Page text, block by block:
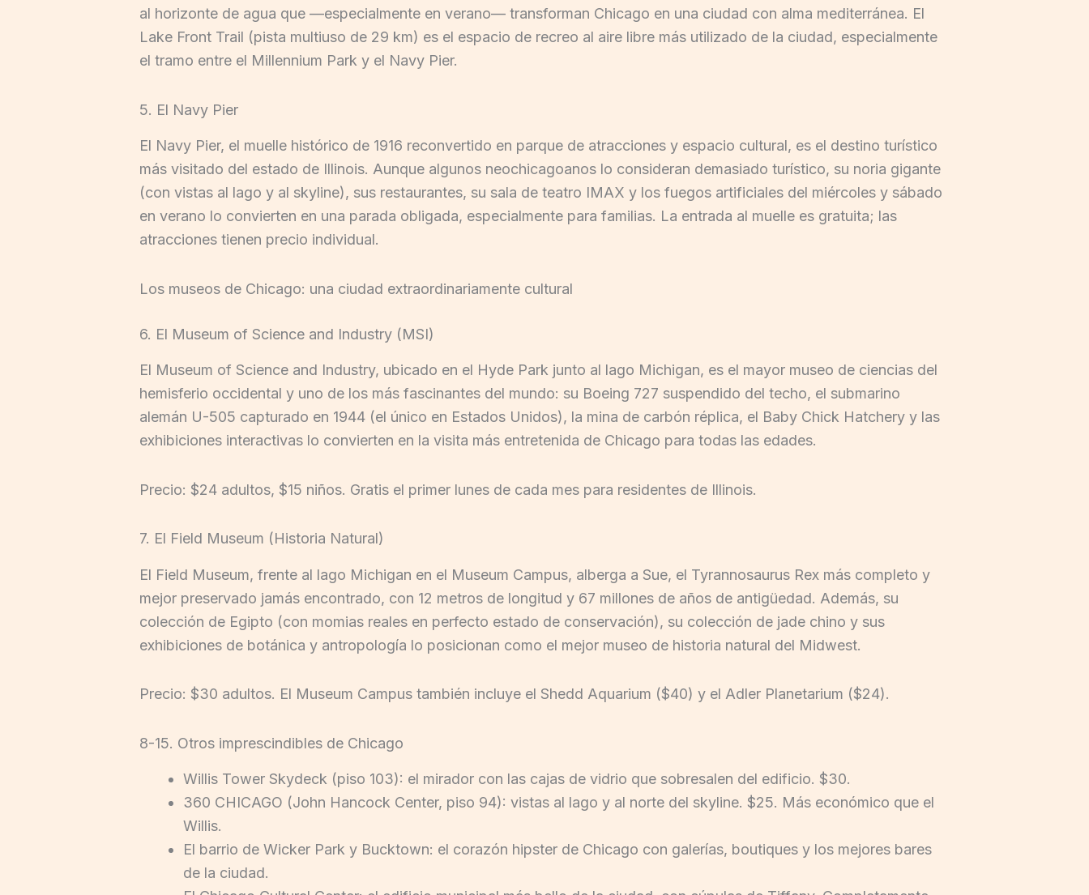
al horizonte de agua que —especialmente en verano— transforman Chicago en una ciudad con alma mediterránea. El
Lake Front Trail (pista multiuso de 29 km) es el espacio de recreo al aire libre más utilizado de la ciudad, especialmente
el tramo entre el Millennium Park y el Navy Pier.
5. El Navy Pier
El Navy Pier, el muelle histórico de 1916 reconvertido en parque de atracciones y espacio cultural, es el destino turístico
más visitado del estado de Illinois. Aunque algunos neochicagoanos lo consideran demasiado turístico, su noria gigante
(con vistas al lago y al skyline), sus restaurantes, su sala de teatro IMAX y los fuegos artificiales del miércoles y sábado
en verano lo convierten en una parada obligada, especialmente para familias. La entrada al muelle es gratuita; las
atracciones tienen precio individual.
Los museos de Chicago: una ciudad extraordinariamente cultural
6. El Museum of Science and Industry (MSI)
El Museum of Science and Industry, ubicado en el Hyde Park junto al lago Michigan, es el mayor museo de ciencias del
hemisferio occidental y uno de los más fascinantes del mundo: su Boeing 727 suspendido del techo, el submarino
alemán U-505 capturado en 1944 (el único en Estados Unidos), la mina de carbón réplica, el Baby Chick Hatchery y las
exhibiciones interactivas lo convierten en la visita más entretenida de Chicago para todas las edades.
Precio: $24 adultos, $15 niños. Gratis el primer lunes de cada mes para residentes de Illinois.
7. El Field Museum (Historia Natural)
El Field Museum, frente al lago Michigan en el Museum Campus, alberga a Sue, el Tyrannosaurus Rex más completo y
mejor preservado jamás encontrado, con 12 metros de longitud y 67 millones de años de antigüedad. Además, su
colección de Egipto (con momias reales en perfecto estado de conservación), su colección de jade chino y sus
exhibiciones de botánica y antropología lo posicionan como el mejor museo de historia natural del Midwest.
Precio: $30 adultos. El Museum Campus también incluye el Shedd Aquarium ($40) y el Adler Planetarium ($24).
8-15. Otros imprescindibles de Chicago
Willis Tower Skydeck (piso 103): el mirador con las cajas de vidrio que sobresalen del edificio. $30.
360 CHICAGO (John Hancock Center, piso 94): vistas al lago y al norte del skyline. $25. Más económico que el
Willis.
El barrio de Wicker Park y Bucktown: el corazón hipster de Chicago con galerías, boutiques y los mejores bares
de la ciudad.